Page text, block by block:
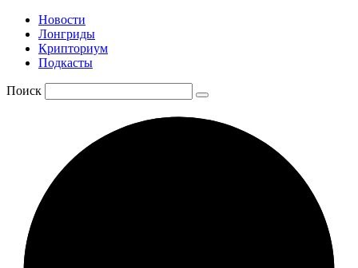
Новости
Лонгриды
Крипториум
Подкасты
Поиск